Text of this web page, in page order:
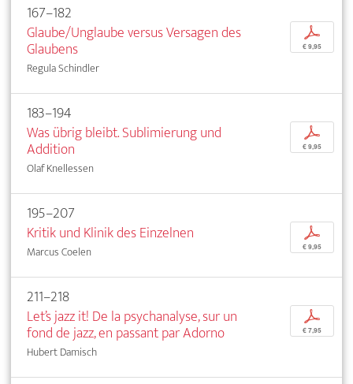
167–182
Glaube/Unglaube versus Versagen des
Glaubens
Regula Schindler
p
€ 9,95
183–194
Was übrig bleibt. Sublimierung und
Addition
Olaf Knellessen
p
€ 9,95
195–207
Kritik und Klinik des Einzelnen
Marcus Coelen
p
€ 9,95
211–218
Let’s jazz it! De la psychanalyse, sur un
fond de jazz, en passant par Adorno
Hubert Damisch
p
€ 7,95